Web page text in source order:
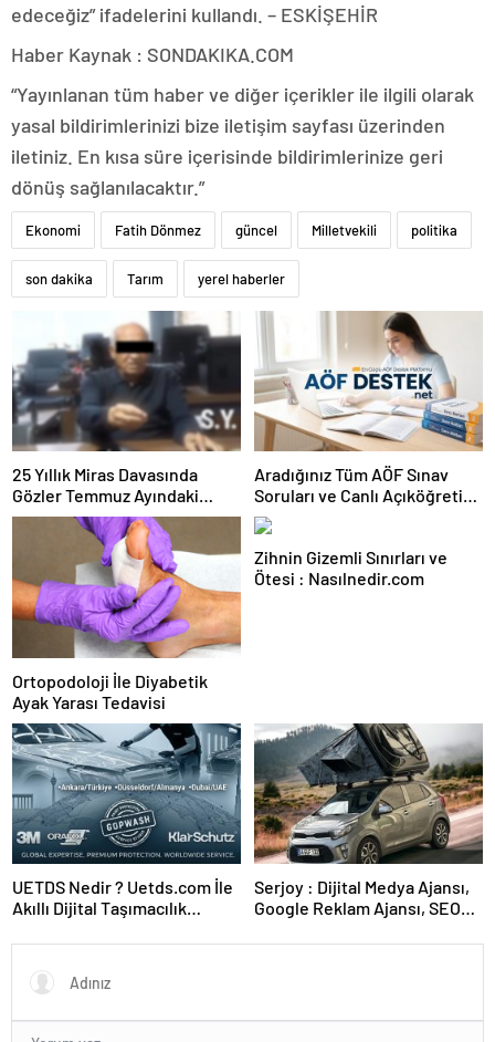
edeceğiz” ifadelerini kullandı. – ESKİŞEHİR
Haber Kaynak : SONDAKIKA.COM
“Yayınlanan tüm haber ve diğer içerikler ile ilgili olarak
yasal bildirimlerinizi bize iletişim sayfası üzerinden
iletiniz. En kısa süre içerisinde bildirimlerinize geri
dönüş sağlanılacaktır.”
Ekonomi Fatih Dönmez güncel Milletvekili politika
son dakika Tarım yerel haberler
25 Yıllık Miras Davasında
Gözler Temmuz Ayındaki
Karar Duruşmasına Çevrildi
Aradığınız Tüm AÖF Sınav
Soruları ve Canlı Açıköğretim
Forumu Burada
Ortopodoloji İle Diyabetik
Ayak Yarası Tedavisi
Zihnin Gizemli Sınırları ve
Ötesi : Nasılnedir.com
UETDS Nedir ? Uetds.com İle
Akıllı Dijital Taşımacılık
Serjoy : Dijital Medya Ajansı,
Google Reklam Ajansı, SEO